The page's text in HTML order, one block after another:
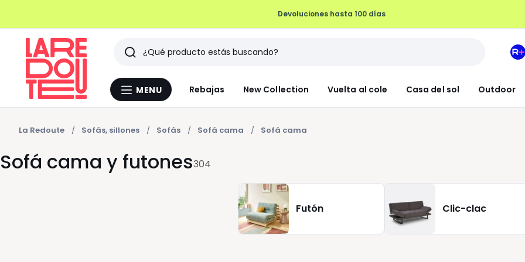
Devoluciones hasta 100 días
Menu
MENU Rebajas New Collection Vuelta al cole Casa del sol Outdoor
Buscar
Últimos
artículos
vistos
Mi
La Redoute Sofás, sillones Sofás Sofá cama Sofá cama
Sofá cama y futones304
Futón Clic-clac